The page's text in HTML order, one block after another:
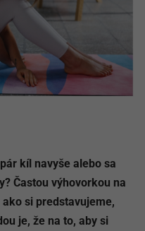
kíl navyše alebo sa
Častou výhovorkou na
si predstavujeme,
je, že na to, aby si